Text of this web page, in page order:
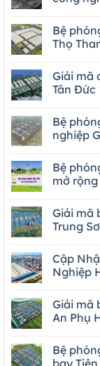
Bệ
Thọ
Giải mã
Tân Đức
Bệ
nghiệp
Bệ
mở
Giải mã
Trung
Cập
Nghiệp
Giải mã
An Phụ
Bệ